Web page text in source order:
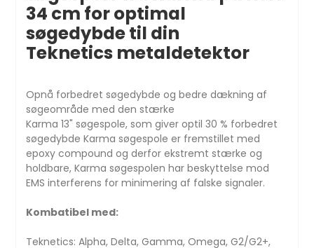
34 cm for optimal
søgedybde til din
Teknetics metaldetektor
Opnå forbedret søgedybde og bedre dækning af
søgeområde med den stærke
Karma 13" søgespole, som giver optil 30 % forbedret
søgedybde Karma søgespole er fremstillet med
epoxy compound og derfor ekstremt stærke og
holdbare, Karma søgespolen har beskyttelse mod
EMS interferens for minimering af falske signaler.
Kombatibel med:
Teknetics: Alpha, Delta, Gamma, Omega, G2/G2+,